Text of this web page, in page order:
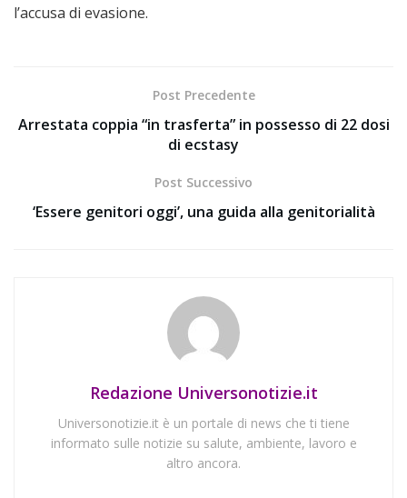
l’accusa di evasione.
Post Precedente
Arrestata coppia “in trasferta” in possesso di 22 dosi
di ecstasy
Post Successivo
‘Essere genitori oggi’, una guida alla genitorialità
Redazione Universonotizie.it
Universonotizie.it è un portale di news che ti tiene
informato sulle notizie su salute, ambiente, lavoro e
altro ancora.